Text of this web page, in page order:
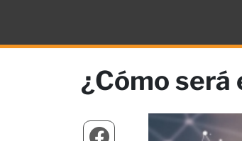
¿Cómo será